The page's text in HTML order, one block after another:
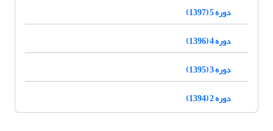
دوره 5 (1397)
دوره 4 (1396)
دوره 3 (1395)
دوره 2 (1394)